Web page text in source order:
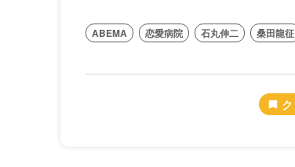
ABEMA 恋愛病院 石丸伸二 桑田龍征